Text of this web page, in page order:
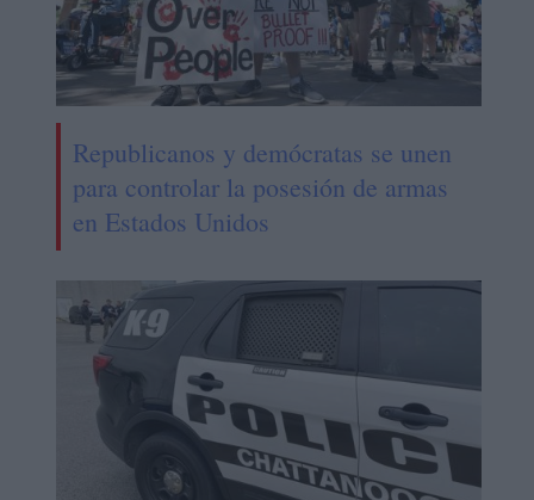
Republicanos y demócratas se unen
para controlar la posesión de armas
en Estados Unidos